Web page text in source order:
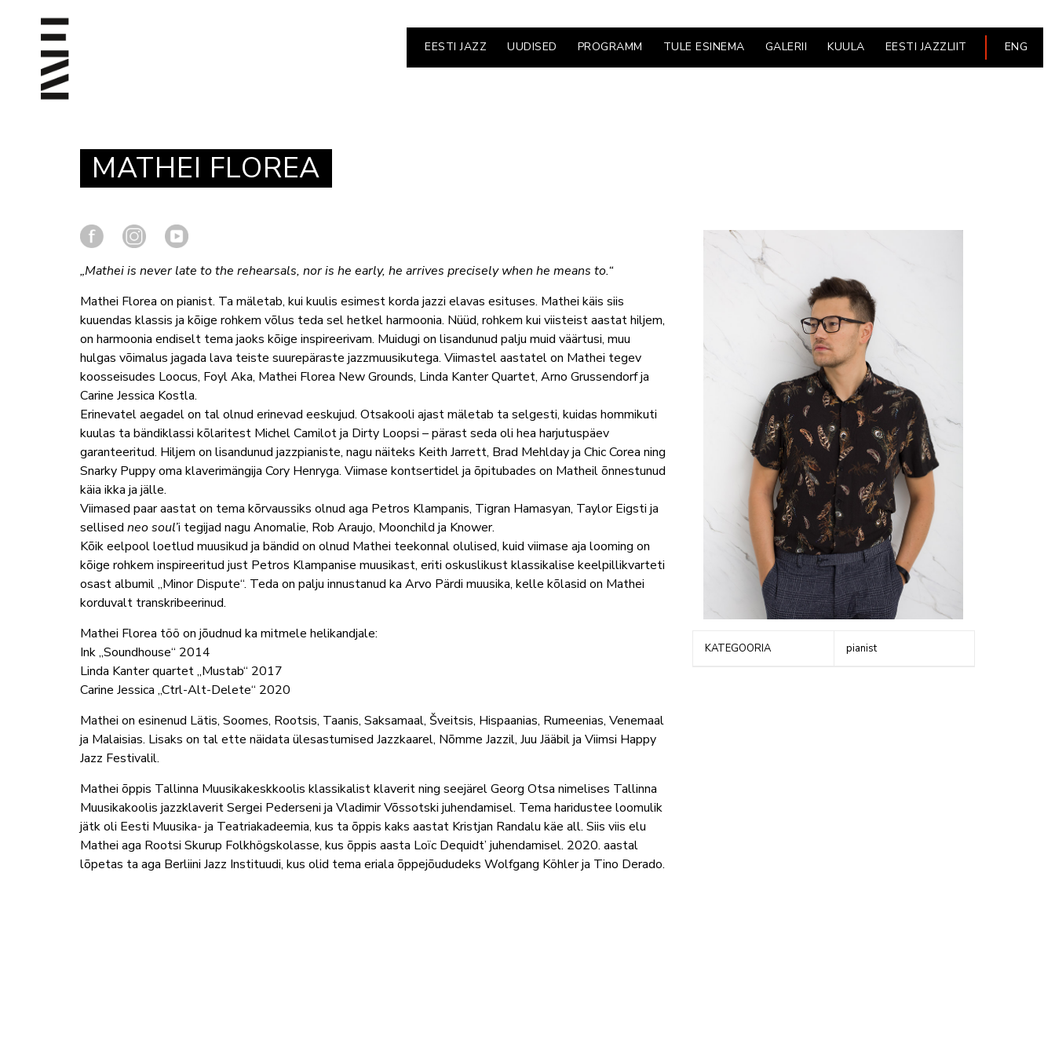
EESTI JAZZ UUDISED PROGRAMM TULE ESINEMA GALERII KUULA EESTI JAZZLIIT ENG
MATHEI FLOREA
KATEGOORIA pianist
„Mathei is never late to the rehearsals, nor is he early, he arrives precisely when he means to.“
Mathei Florea on pianist. Ta mäletab, kui kuulis esimest korda jazzi elavas esituses. Mathei käis siis
kuuendas klassis ja kõige rohkem võlus teda sel hetkel harmoonia. Nüüd, rohkem kui viisteist aastat hiljem,
on harmoonia endiselt tema jaoks kõige inspireerivam. Muidugi on lisandunud palju muid väärtusi, muu
hulgas võimalus jagada lava teiste suurepäraste jazzmuusikutega. Viimastel aastatel on Mathei tegev
koosseisudes Loocus, Foyl Aka, Mathei Florea New Grounds, Linda Kanter Quartet, Arno Grussendorf ja
Carine Jessica Kostla.
Erinevatel aegadel on tal olnud erinevad eeskujud. Otsakooli ajast mäletab ta selgesti, kuidas hommikuti
kuulas ta bändiklassi kõlaritest Michel Camilot ja Dirty Loopsi – pärast seda oli hea harjutuspäev
garanteeritud. Hiljem on lisandunud jazzpianiste, nagu näiteks Keith Jarrett, Brad Mehlday ja Chic Corea ning
Snarky Puppy oma klaverimängija Cory Henryga. Viimase kontsertidel ja õpitubades on Matheil õnnestunud
käia ikka ja jälle.
Viimased paar aastat on tema kõrvaussiks olnud aga Petros Klampanis, Tigran Hamasyan, Taylor Eigsti ja
sellised neo soul’i tegijad nagu Anomalie, Rob Araujo, Moonchild ja Knower.
Kõik eelpool loetlud muusikud ja bändid on olnud Mathei teekonnal olulised, kuid viimase aja looming on
kõige rohkem inspireeritud just Petros Klampanise muusikast, eriti oskuslikust klassikalise keelpillikvarteti
osast albumil „Minor Dispute“. Teda on palju innustanud ka Arvo Pärdi muusika, kelle kõlasid on Mathei
korduvalt transkribeerinud.
Mathei Florea töö on jõudnud ka mitmele helikandjale:
Ink „Soundhouse“ 2014
Linda Kanter quartet ,,Mustab“ 2017
Carine Jessica „Ctrl-Alt-Delete“ 2020
Mathei on esinenud Lätis, Soomes, Rootsis, Taanis, Saksamaal, Šveitsis, Hispaanias, Rumeenias, Venemaal
ja Malaisias. Lisaks on tal ette näidata ülesastumised Jazzkaarel, Nõmme Jazzil, Juu Jääbil ja Viimsi Happy
Jazz Festivalil.
Mathei õppis Tallinna Muusikakeskkoolis klassikalist klaverit ning seejärel Georg Otsa nimelises Tallinna
Muusikakoolis jazzklaverit Sergei Pederseni ja Vladimir Võssotski juhendamisel. Tema haridustee loomulik
jätk oli Eesti Muusika- ja Teatriakadeemia, kus ta õppis kaks aastat Kristjan Randalu käe all. Siis viis elu
Mathei aga Rootsi Skurup Folkhögskolasse, kus õppis aasta Loïc Dequidt’ juhendamisel. 2020. aastal
lõpetas ta aga Berliini Jazz Instituudi, kus olid tema eriala õppejõududeks Wolfgang Köhler ja Tino Derado.